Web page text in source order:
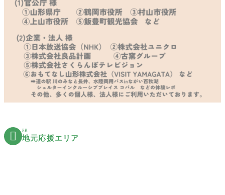
 PR
地元応援エリア